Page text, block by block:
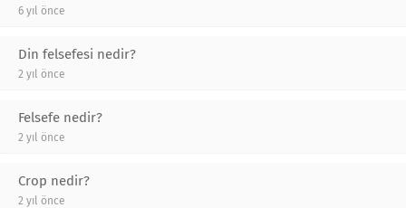
6 yıl önce
Din felsefesi nedir?
2 yıl önce
Felsefe nedir?
2 yıl önce
Crop nedir?
2 yıl önce